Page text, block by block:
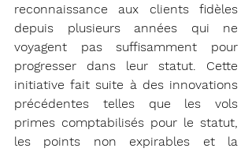
reconnaissance aux clients fidèles
depuis plusieurs années qui ne
voyagent pas suffisamment pour
progresser dans leur statut. Cette
initiative fait suite à des innovations
précédentes telles que les vols
primes comptabilisés pour le statut,
les points non expirables et la